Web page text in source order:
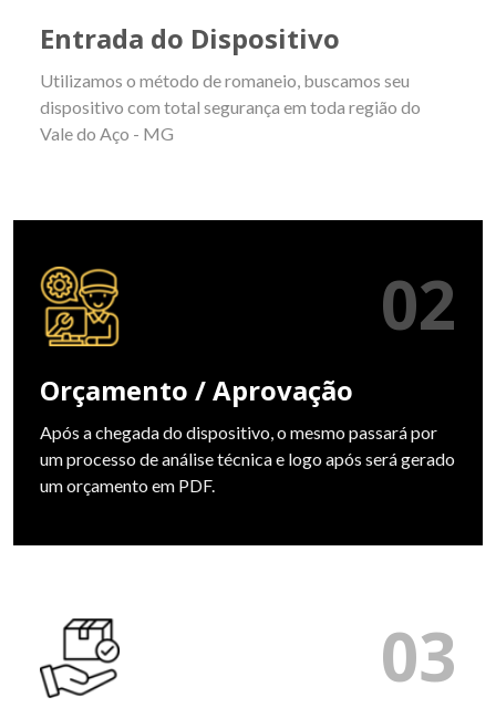
Entrada do Dispositivo
Utilizamos o método de romaneio, buscamos seu
dispositivo com total segurança em toda região do
Vale do Aço - MG
Orçamento / Aprovação
02
Após a chegada do dispositivo, o mesmo passará por
um processo de análise técnica e logo após será gerado
um orçamento em PDF.
03